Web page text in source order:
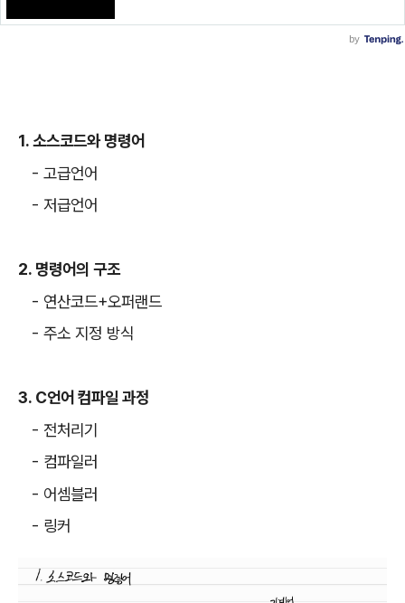
1. 소스코드와 명령어
- 고급언어
- 저급언어
2. 명령어의 구조
- 연산코드+오퍼랜드
- 주소 지정 방식
3. C언어 컴파일 과정
- 전처리기
- 컴파일러
- 어셈블러
- 링커